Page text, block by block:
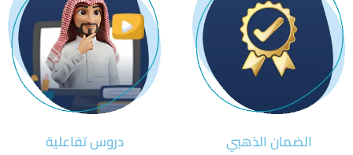
الضمان الذهبي دروس تفاعلية